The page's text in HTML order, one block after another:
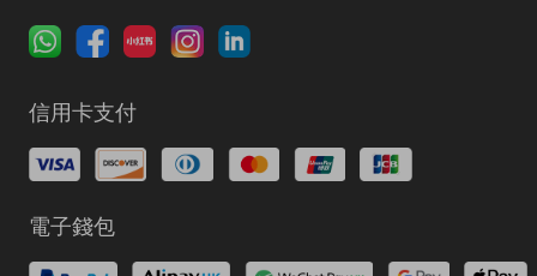
信用卡支付
電子錢包